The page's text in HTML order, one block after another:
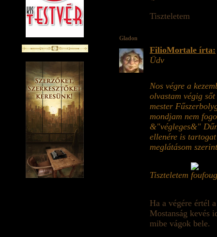
Tiszteletem
Gladon
FilioMortale írta:
Üdv
Nos végre a
olvastam végig
mester
mondjam nem
&"végleges&"
ellenére is
meglátásom
Tiszteletem
Ha a végére értél
Mostanság kevés
mibe vágok bele.